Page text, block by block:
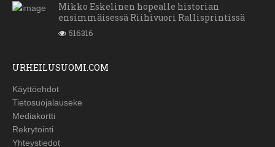
Mikko Eskelinen hopealle historian
ensimmäisessä Riihivuori Rallisprintissä
516316
URHEILUSUOMI.COM
Käyttöehdot
Tietosuojalauseke
Mediakortti
Rekrytointi
Yhteystiedot